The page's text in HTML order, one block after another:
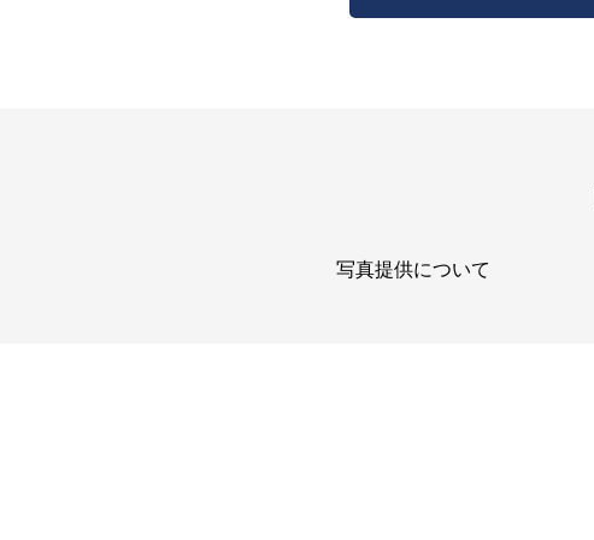
写真提供について